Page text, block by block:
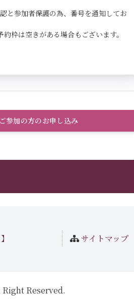
と参加者保護の為、番号を通知してお
枠は空きがある場合もございます。
参加の方のお申し込み
サイトマップ
Reserved.